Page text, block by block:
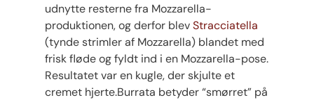
udnytte resterne fra Mozzarella-
produktionen, og derfor blevStracciatella
(tynde strimler af Mozzarella) blandet med
frisk fløde og fyldt ind i en Mozzarella-pose.
Resultatet var en kugle, der skjulte et
cremet hjerte.Burrata betyder “smørret” på